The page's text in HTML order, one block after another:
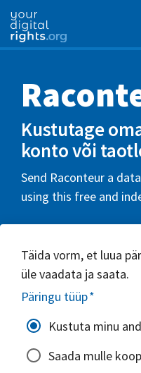
Kustutage
konto või
Send Raconteur a
using this free and
Täida vorm, et luua
üle vaadata ja saata.
Päringu tüüp*
Kustuta minu
Saada mulle